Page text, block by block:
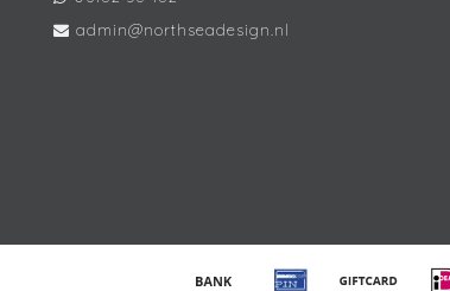
admin@northseadesign.nl